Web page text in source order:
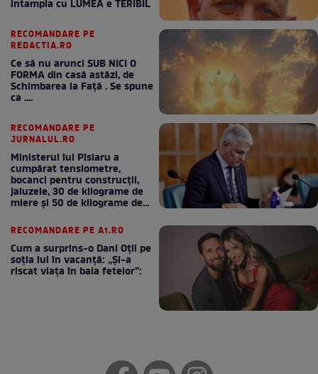
intampla cu LUMEA e TERIBIL
RECOMANDARE PE
REDACTIA.RO
Ce să nu arunci SUB NICI O
FORMA din casă astăzi, de
Schimbarea la Față . Se spune
ca ....
RECOMANDARE PE
JURNALUL.RO
Ministerul lui Pîslaru a
cumpărat tensiometre,
bocanci pentru construcții,
jaluzele, 30 de kilograme de
miere și 50 de kilograme de
RECOMANDARE PE A1.RO
Cum a surprins-o Dani Oțil pe
soția lui în vacanță: „Și-a
riscat viața în baia fetelor”: